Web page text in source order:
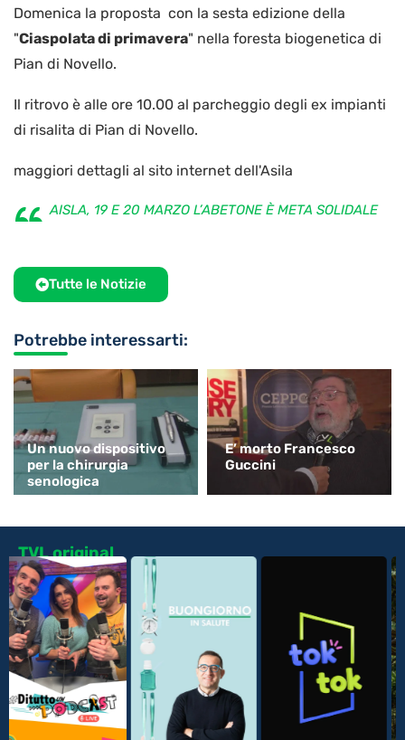
Domenica la proposta con la sesta edizione della
"Ciaspolata di primavera" nella foresta biogenetica di
Pian di Novello.
Il ritrovo è alle ore 10.00 al parcheggio degli ex impianti
di risalita di Pian di Novello.
maggiori dettagli al sito internet dell'Asila
AISLA, 19 E 20 MARZO L’ABETONE È META SOLIDALE
Tutte le Notizie
Potrebbe interessarti:
Un nuovo dispositivo
per la chirurgia
senologica
E’ morto Francesco
Guccini
TVL original